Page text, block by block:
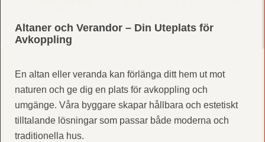
Altaner och Verandor – Din Uteplats för
Avkoppling
En altan eller veranda kan förlänga ditt hem ut mot
naturen och ge dig en plats för avkoppling och
umgänge. Våra byggare skapar hållbara och estetiskt
tilltalande lösningar som passar både moderna och
traditionella hus.